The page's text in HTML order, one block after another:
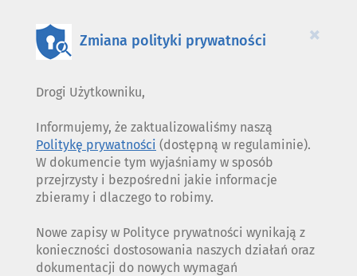
×
Zmiana polityki prywatności
Drogi Użytkowniku,
Informujemy, że zaktualizowaliśmy naszą
Politykę prywatności (dostępną w regulaminie).
W dokumencie tym wyjaśniamy w sposób
przejrzysty i bezpośredni jakie informacje
zbieramy i dlaczego to robimy.
Nowe zapisy w Polityce prywatności wynikają z
konieczności dostosowania naszych działań oraz
dokumentacji do nowych wymagań